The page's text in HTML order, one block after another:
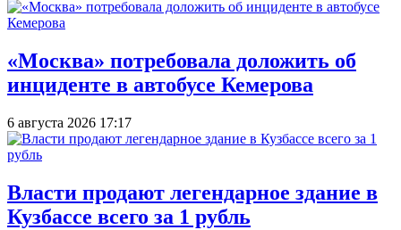
«Москва» потребовала доложить об
инциденте в автобусе Кемерова
6 августа 2026 17:17
Власти продают легендарное здание в
Кузбассе всего за 1 рубль